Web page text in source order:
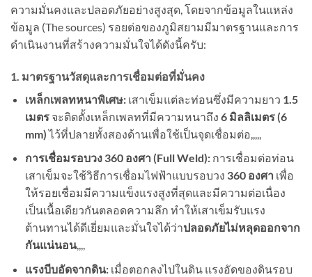
ความมั่นคงและปลอดภัยอย่างสูงสุด, โดยจากข้อมูลในแหล่ง
ข้อมูล (The sources) รอยต่อของภูมิสยามมีมาตรฐานและการ
ดำเนินงานที่สร้างความมั่นใจได้ดังนี้ครับ:
1. มาตรฐานวัสดุและการเชื่อมต่อที่มั่นคง
เหล็กเพลทหนาพิเศษ:เสาเข็มแต่ละท่อนซึ่งมีความยาว 1.5
เมตรจะติดตั้งเหล็กเพลทที่มีความหนาถึง 6 มิลลิเมตร (6
mm)ไว้ที่ปลายทั้งสองด้านเพื่อใช้เป็นจุดเชื่อมต่อ,,,,,
การเชื่อมรอบวง 360 องศา (Full Weld):การเชื่อมต่อท่อน
เสาเข็มจะใช้วิธีการเชื่อมไฟฟ้าแบบรอบวง 360 องศา เพื่อ
ให้รอยเชื่อมมีความแข็งแรงสูงที่สุดและมีความต่อเนื่อง
เป็นเนื้อเดียวกันตลอดความลึก ทำให้เสาเข็มรับแรง
ต้านทานได้ดีเยี่ยมและมั่นใจได้ว่าปลอดภัยไม่หลุดออกจาก
กันแน่นอน,,,,
แรงบีบอัดจากดิน:เมื่อตอกลงไปในดิน แรงอัดของดินรอบ